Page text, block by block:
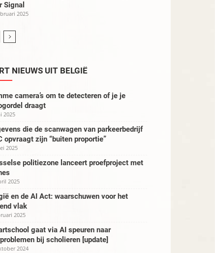
Signal
2025
NIEUWS UIT BELGIË
camera’s om te detecteren of je je
draagt
2025
die de scanwagen van parkeerbedrijf
opvraagt zijn “buiten proportie”
2025
politiezone lanceert proefproject met
2025
en de AI Act: waarschuwen voor het
vlak
2025
gaat via AI speuren naar
bij scholieren [update]
2024